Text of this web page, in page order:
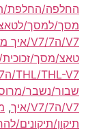
החלפה/החלפת/
V7/ה7/V7/איך מחיר/זול/מבצע
טאצ/מסך/
THL/THL-V7/ה7/V7/איך
V7/ה7/V7/איך
,
תיקון/תיקונים/